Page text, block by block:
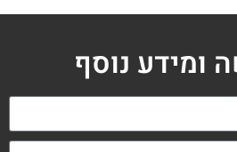
ומידע נוסף